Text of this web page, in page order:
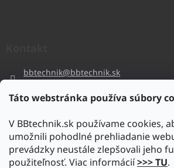
Táto webstránka používa súbory
V BBtechnik.sk používame cookies,
umožnili pohodlné prehliadanie
prevádzky neustále zlepšovali jeho
použiteľnosť. Viac informácií>>> TU.
bbtechnik@bbtechnik.sk
bbtechnik
https://www.youtube.com/@bb-